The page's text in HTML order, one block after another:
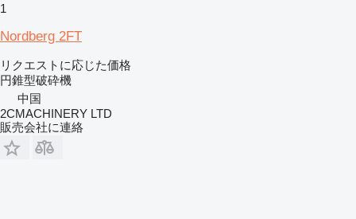
1
Nordberg 2FT
リクエストに応じた価格
円錐型破砕機
中国
2CMACHINERY LTD
販売会社に連絡